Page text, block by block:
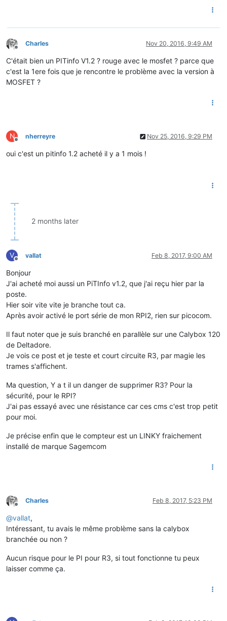
Offline
Charles Nov 20, 2016, 9:49 AM
C'était bien un PITinfo V1.2 ? rouge avec le mosfet ? parce que
c'est la 1ere fois que je rencontre le problème avec la version à
MOSFET ?
N
Offline
nherreyre Nov 25, 2016, 9:29 PM
oui c'est un pitinfo 1.2 acheté il y a 1 mois !
2 months later
V
Offline
vallat Feb 8, 2017, 9:00 AM
Bonjour
J'ai acheté moi aussi un PiTInfo v1.2, que j'ai reçu hier par la
poste.
Hier soir vite vite je branche tout ca.
Après avoir activé le port série de mon RPI2, rien sur picocom.
Il faut noter que je suis branché en parallèle sur une Calybox 120
de Deltadore.
Je vois ce post et je teste et court circuite R3, par magie les
trames s'affichent.
Ma question, Y a t il un danger de supprimer R3? Pour la
sécurité, pour le RPI?
J'ai pas essayé avec une résistance car ces cms c'est trop petit
pour moi.
Je précise enfin que le compteur est un LINKY fraichement
installé de marque Sagemcom
Offline
Charles Feb 8, 2017, 5:23 PM
@vallat,
Intéressant, tu avais le même problème sans la calybox
branchée ou non ?
Aucun risque pour le PI pour R3, si tout fonctionne tu peux
laisser comme ça.